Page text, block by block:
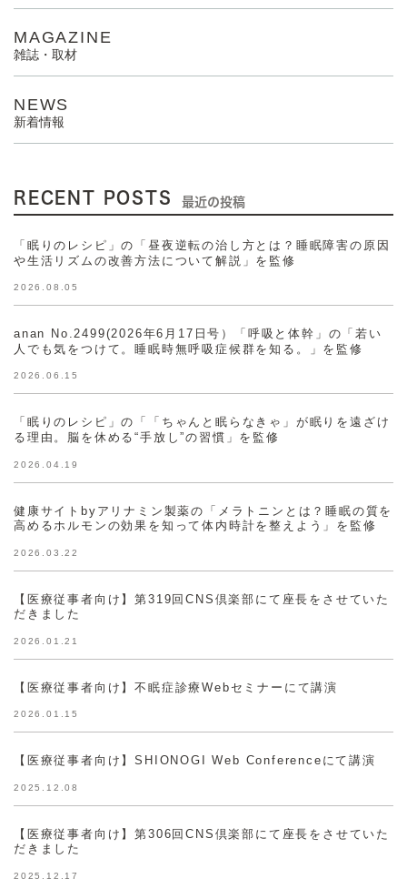
MAGAZINE
雑誌・取材
NEWS
新着情報
RECENT POSTS 最近の投稿
「眠りのレシピ」の「昼夜逆転の治し方とは？睡眠障害の原因
や生活リズムの改善方法について解説」を監修
2026.08.05
anan No.2499(2026年6月17日号）「呼吸と体幹」の「若い
人でも気をつけて。睡眠時無呼吸症候群を知る。」を監修
2026.06.15
「眠りのレシピ」の「「ちゃんと眠らなきゃ」が眠りを遠ざけ
る理由。脳を休める“手放し”の習慣」を監修
2026.04.19
健康サイトbyアリナミン製薬の「メラトニンとは？睡眠の質を
高めるホルモンの効果を知って体内時計を整えよう」を監修
2026.03.22
【医療従事者向け】第319回CNS倶楽部にて座長をさせていた
だきました
2026.01.21
【医療従事者向け】不眠症診療Webセミナーにて講演
2026.01.15
【医療従事者向け】SHIONOGI Web Conferenceにて講演
2025.12.08
【医療従事者向け】第306回CNS倶楽部にて座長をさせていた
だきました
2025.12.17